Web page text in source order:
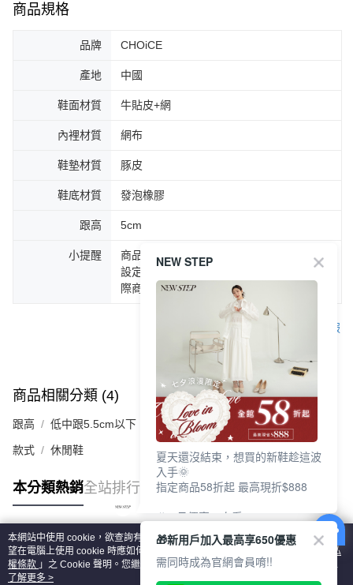
商品規格
品牌 CHOiCE
產地 中國
鞋面材質 牛貼皮+網
內裡材質 網布
鞋墊材質 豚皮
鞋底材質 發泡橡膠
跟高 5cm
小提醒
商品圖片顏色會因拍攝燈光環境或個人螢幕
設定不同，而造成部份色差現象，顏色以實
際商品為主。
客服
商品相關分類 (4) 查看全部
跟高 低中跟5.5cm以下
款式 休閒鞋
本分類熱銷全站排行
熱門標籤
本網站中使用 cookie，欲查詢有關本網站使用 cookie 方式之詳情，及若您不希
望在電腦上使用 cookie 時應如何變更電腦的 cookie 設定，請參閱本網站「
隱私
權條款 」之 Cookie 聲明。您繼續使用本網站即表示您同意本公司得按本網站使
用條款之 Cookie 聲明使用 cookie。
了解更多 >
NEW STEP
夏天還沒結束，想買的新鞋趁這波
入手🌞
指定商品58折起 最高現折$888
🎉 8月優惠一次看
①LINE購物最高10%回饋
②每周限定品現折200
③指定商品58折起 最高現折$888
🎁新用戶加入最高享650優惠
需同時成為官網會員唷!!